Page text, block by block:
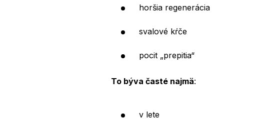
horšia regenerácia
svalové kŕče
pocit „prepitia“
To býva časté najmä:
v lete